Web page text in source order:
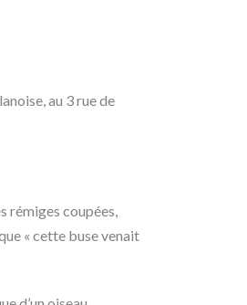
au 3 rue de
rémiges coupées,
« cette buse venait